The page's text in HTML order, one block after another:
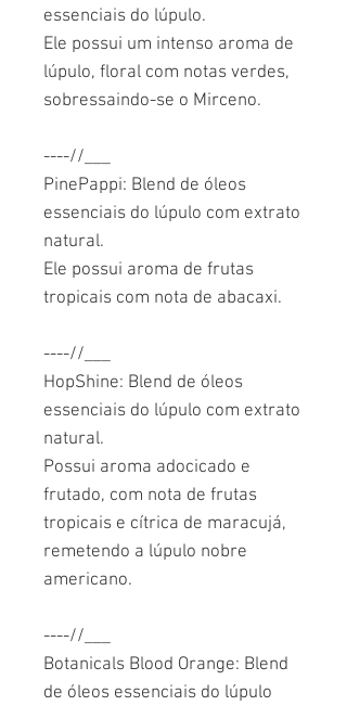
essenciais do lúpulo.
Ele possui um intenso aroma de
lúpulo, floral com notas verdes,
sobressaindo-se o Mirceno.
----//___
PinePappi: Blend de óleos
essenciais do lúpulo com extrato
natural.
Ele possui aroma de frutas
tropicais com nota de abacaxi.
----//___
HopShine: Blend de óleos
essenciais do lúpulo com extrato
natural.
Possui aroma adocicado e
frutado, com nota de frutas
tropicais e cítrica de maracujá,
remetendo a lúpulo nobre
americano.
----//___
Botanicals Blood Orange: Blend
de óleos essenciais do lúpulo